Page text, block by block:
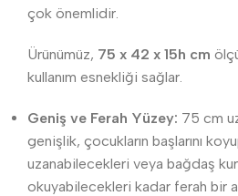
çok önemlidir.
Ürünümüz, 75 x 42 x 15h cm
kullanım esnekliği sağlar.
Geniş ve Ferah Yüzey: 75 cm
genişlik, çocukların başlarını
uzanabilecekleri veya bağdaş
okuyabilecekleri kadar ferah bir